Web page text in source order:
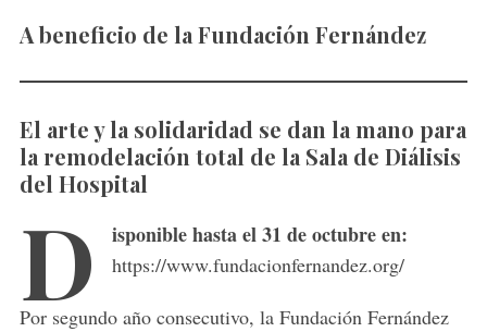
A beneficio de la Fundación Fernández
El arte y la solidaridad se dan la mano para
la remodelación total de la Sala de Diálisis
del Hospital
D isponible hasta el 31 de octubre en:
https://www.fundacionfernandez.org/
Por segundo año consecutivo, la Fundación Fernández